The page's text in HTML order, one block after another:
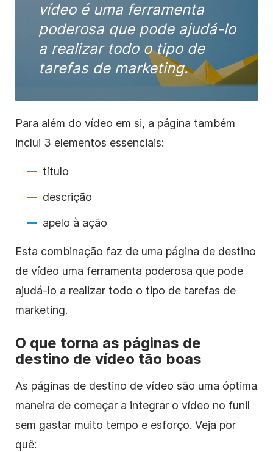
vídeo é uma ferramenta
poderosa que pode ajudá-lo
a realizar todo o tipo de
tarefas de marketing.
Para além do vídeo em si, a página também
inclui 3 elementos essenciais:
título
descrição
apelo à ação
Esta combinação faz de uma página de destino
de vídeo uma ferramenta poderosa que pode
ajudá-lo a realizar todo o tipo de tarefas de
marketing.
O que torna as páginas de
destino de vídeo tão boas
As páginas de destino de vídeo são uma óptima
maneira de começar a integrar o vídeo no funil
sem gastar muito tempo e esforço. Veja por
quê: